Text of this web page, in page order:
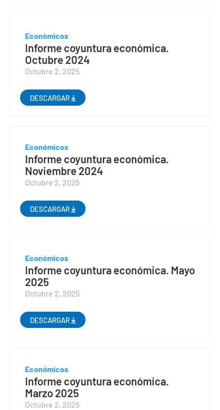
Económicos
Informe coyuntura económica.
Octubre 2024
Octubre 2, 2025
DESCARGAR
Económicos
Informe coyuntura económica.
Noviembre 2024
Octubre 2, 2025
DESCARGAR
Económicos
Informe coyuntura económica. Mayo
2025
Octubre 2, 2025
DESCARGAR
Económicos
Informe coyuntura económica.
Marzo 2025
Octubre 2, 2025